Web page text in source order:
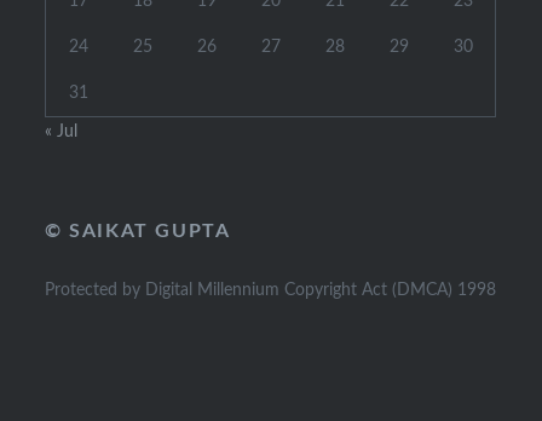
24 25 26 27 28 29 30
31
« Jul
© SAIKAT GUPTA
Protected by Digital Millennium Copyright Act (DMCA) 1998